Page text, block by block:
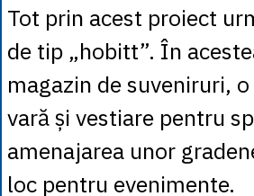
Tot prin acest proiect
de tip „hobitt”. În
magazin de suveniruri,
vară și vestiare pentru
amenajarea unor
loc pentru evenimente.